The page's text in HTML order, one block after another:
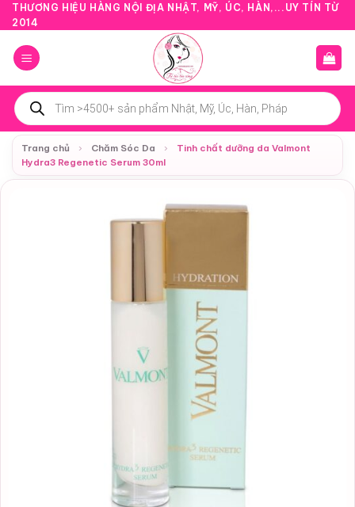
Bỏ
qua
nội
dung
THƯƠNG HIỆU HÀNG NỘI ĐỊA NHẬT, MỸ, ÚC, HÀN,...UY TÍN TỪ
2014
Tìm
kiếm
sản
phẩm
Trang chủ
› Chăm Sóc Da ›
Tinh chất dưỡng da Valmont
Hydra3 Regenetic Serum 30ml